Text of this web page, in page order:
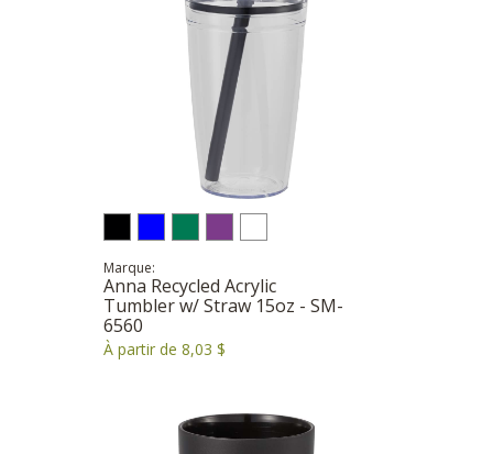
Marque:
Anna Recycled Acrylic
Tumbler w/ Straw 15oz - SM-
6560
À partir de 8,03 $